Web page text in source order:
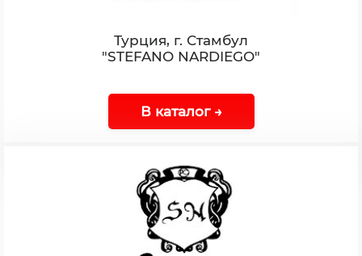
Турция, г. Стамбул
"STEFANO NARDIEGO"
В каталог →